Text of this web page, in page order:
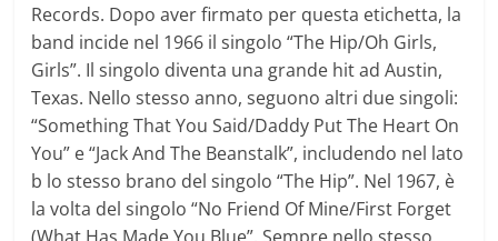
Records. Dopo aver firmato per questa etichetta, la
band incide nel 1966 il singolo “The Hip/Oh Girls,
Girls”. Il singolo diventa una grande hit ad Austin,
Texas. Nello stesso anno, seguono altri due singoli:
“Something That You Said/Daddy Put The Heart On
You” e “Jack And The Beanstalk”, includendo nel lato
b lo stesso brano del singolo “The Hip”. Nel 1967, è
la volta del singolo “No Friend Of Mine/First Forget
(What Has Made You Blue”. Sempre nello stesso